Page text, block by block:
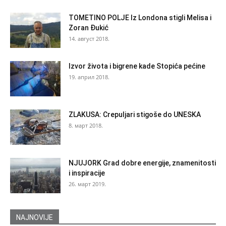
TOMETINO POLJE Iz Londona stigli Melisa i
Zoran Đukić
14. август 2018.
Izvor života i bigrene kade Stopića pećine
19. април 2018.
ZLAKUSA: Crepuljari stigoše do UNESKA
8. март 2018.
NJUJORK Grad dobre energije, znamenitosti
i inspiracije
26. март 2019.
NAJNOVIJE